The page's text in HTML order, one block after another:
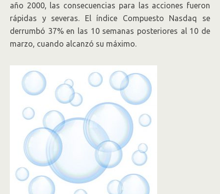
año 2000, las consecuencias para las acciones fueron
rápidas y severas. El índice Compuesto Nasdaq se
derrumbó 37% en las 10 semanas posteriores al 10 de
marzo, cuando alcanzó su máximo.